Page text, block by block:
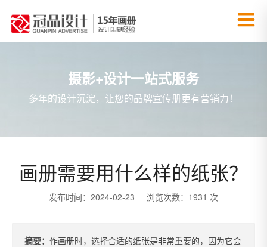
摄影+设计一站式服务
多年的设计沉淀，让您的品牌宣传册更有营销力！
画册需要用什么样的纸张？
发布时间：2024-02-23 浏览次数：1931 次
摘要： 作画册时，选择合适的纸张是非常重要的，因为它会